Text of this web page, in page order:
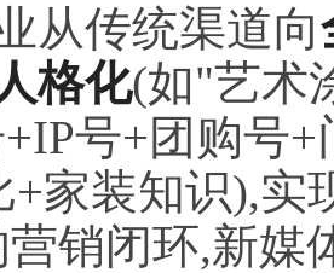
从传统渠道向
格化(如"艺术
号+团购号+
+家装知识),
销闭环,新媒